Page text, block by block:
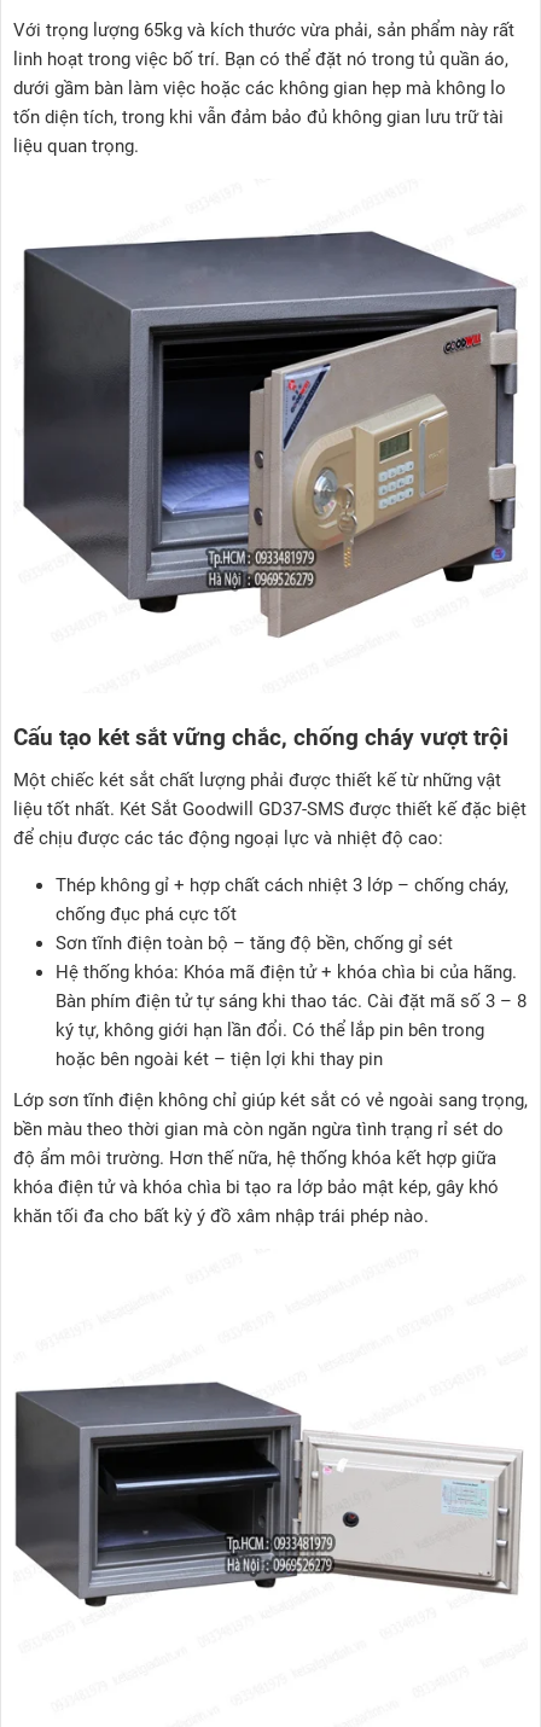
Với trọng lượng 65kg và kích thước vừa phải, sản phẩm này rất
linh hoạt trong việc bố trí. Bạn có thể đặt nó trong tủ quần áo,
dưới gầm bàn làm việc hoặc các không gian hẹp mà không lo
tốn diện tích, trong khi vẫn đảm bảo đủ không gian lưu trữ tài
liệu quan trọng.
Cấu tạo két sắt vững chắc, chống cháy vượt trội
Một chiếc két sắt chất lượng phải được thiết kế từ những vật
liệu tốt nhất. Két Sắt Goodwill GD37-SMS được thiết kế đặc biệt
để chịu được các tác động ngoại lực và nhiệt độ cao:
Thép không gỉ + hợp chất cách nhiệt 3 lớp – chống cháy,
chống đục phá cực tốt
Sơn tĩnh điện toàn bộ – tăng độ bền, chống gỉ sét
Hệ thống khóa: Khóa mã điện tử + khóa chìa bi của hãng.
Bàn phím điện tử tự sáng khi thao tác. Cài đặt mã số 3 – 8
ký tự, không giới hạn lần đổi. Có thể lắp pin bên trong
hoặc bên ngoài két – tiện lợi khi thay pin
Lớp sơn tĩnh điện không chỉ giúp két sắt có vẻ ngoài sang trọng,
bền màu theo thời gian mà còn ngăn ngừa tình trạng rỉ sét do
độ ẩm môi trường. Hơn thế nữa, hệ thống khóa kết hợp giữa
khóa điện tử và khóa chìa bi tạo ra lớp bảo mật kép, gây khó
khăn tối đa cho bất kỳ ý đồ xâm nhập trái phép nào.